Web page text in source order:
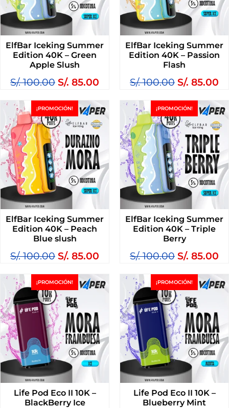
ElfBar Iceking Summer
Edition 40K – Green
Apple Slush
S/.100.00 S/. 85.00
ElfBar Iceking Summer
Edition 40K – Passion
Flash
S/.100.00 S/. 85.00
¡PROMOCIÓN!
ElfBar Iceking Summer
Edition 40K – Peach
Blue slush
S/.100.00 S/. 85.00
¡PROMOCIÓN!
ElfBar Iceking Summer
Edition 40K – Triple
Berry
S/.100.00 S/. 85.00
¡PROMOCIÓN!
Life Pod Eco II 10K –
BlackBerry Ice
¡PROMOCIÓN!
Life Pod Eco II 10K –
Blueberry Mint